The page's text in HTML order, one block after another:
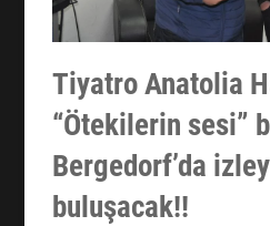
Tiyatro Anatolia
“Ötekilerin sesi”
Bergedorf’da
buluşacak!!